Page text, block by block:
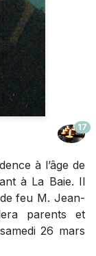
17
à l’âge de
à La Baie. Il
feu M. Jean-
parents et
26 mars